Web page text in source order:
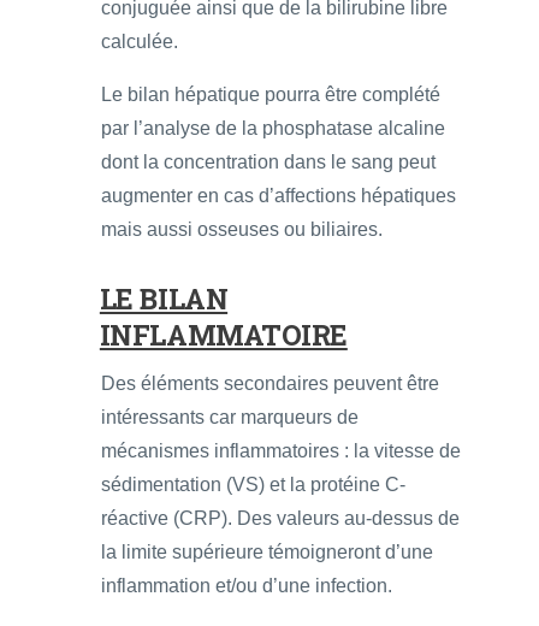
conjuguée ainsi que de la bilirubine libre
calculée.
Le bilan hépatique pourra être complété
par l’analyse de la phosphatase alcaline
dont la concentration dans le sang peut
augmenter en cas d’affections hépatiques
mais aussi osseuses ou biliaires.
LE BILAN
INFLAMMATOIRE
Des éléments secondaires peuvent être
intéressants car marqueurs de
mécanismes inflammatoires : la vitesse de
sédimentation (VS) et la protéine C-
réactive (CRP). Des valeurs au-dessus de
la limite supérieure témoigneront d’une
inflammation et/ou d’une infection.